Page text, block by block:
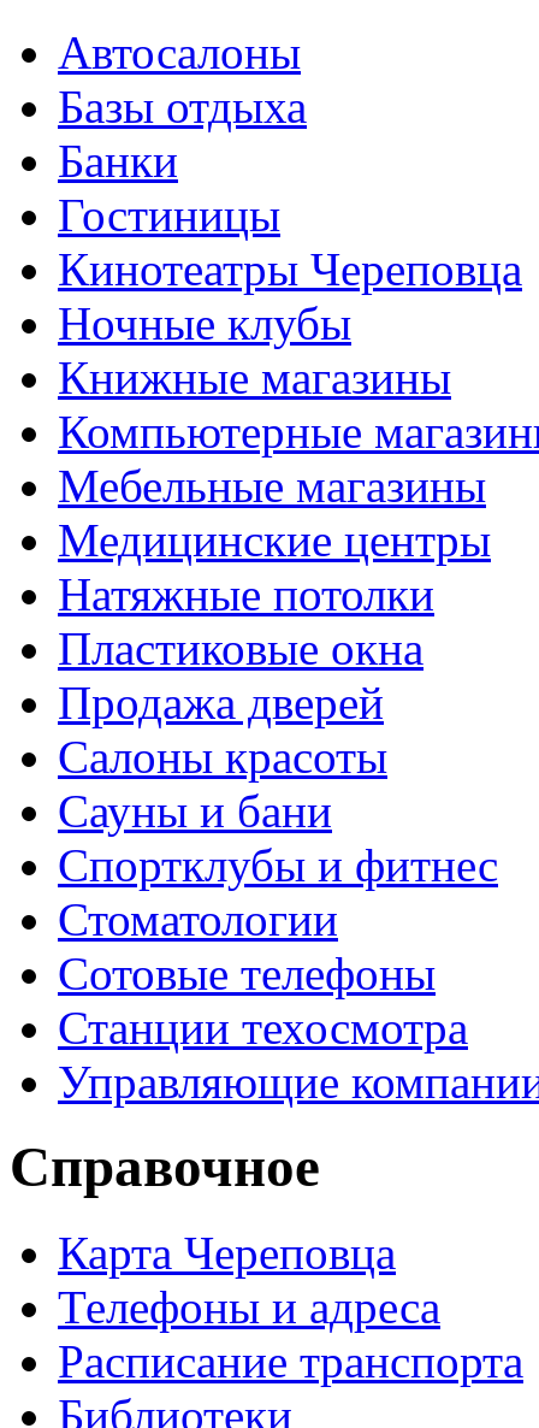
Автосалоны
Базы отдыха
Банки
Гостиницы
Кинотеатры Череповца
Ночные клубы
Книжные магазины
Компьютерные
Мебельные магазины
Медицинские центры
Натяжные потолки
Пластиковые окна
Продажа дверей
Салоны красоты
Сауны и бани
Спортклубы и фитнес
Стоматологии
Сотовые телефоны
Станции техосмотра
Управляющие
Справочное
Карта Череповца
Телефоны и адреса
Расписание транспорта
Библиотеки